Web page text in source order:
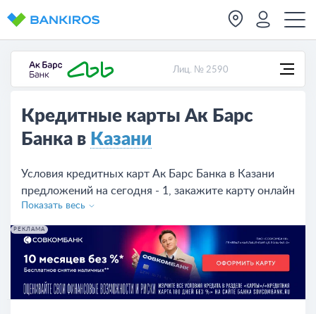
Лиц. № 2590
Кредитные карты Ак Барс
Банка в Казани
Условия кредитных карт Ак Барс Банка в Казани
предложений на сегодня - 1, закажите карту онлайн
на сайте или в отделении банка.
Показать весь
РЕКЛАМА